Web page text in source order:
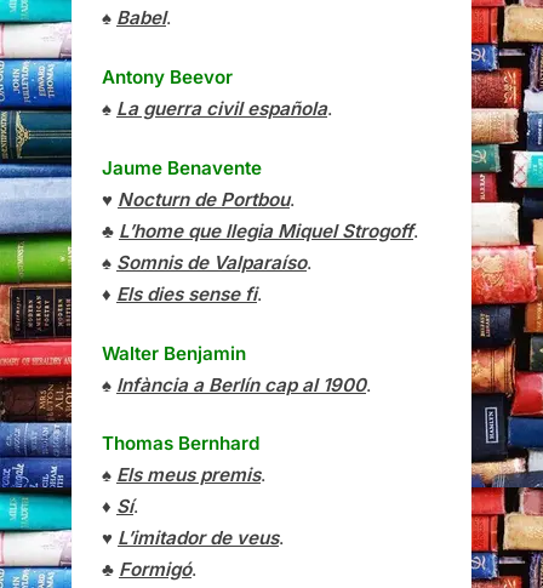
♠ Babel.
Antony Beevor
♠ La guerra civil española.
Jaume Benavente
♥ Nocturn de Portbou.
♣ L’home que llegia Miquel Strogoff.
♠ Somnis de Valparaíso.
♦ Els dies sense fi.
Walter Benjamin
♠ Infància a Berlín cap al 1900.
Thomas Bernhard
♠ Els meus premis.
♦ Sí.
♥ L’imitador de veus.
♣ Formigó.